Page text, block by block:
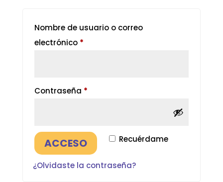
Nombre de usuario o correo
electrónico *
Contraseña *
Recuérdame
ACCESO
¿Olvidaste la contraseña?